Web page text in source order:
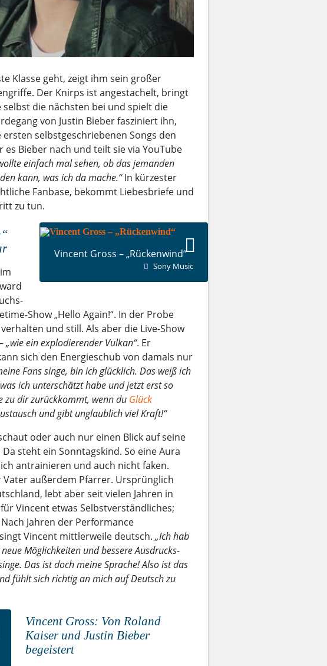
Klasse geht, zeigt ihm sein großer
Der Knirps ist angestachelt, bringt
selbst die nächsten bei und spielt die
von Justin Bieber fasziniert ihn,
selbstgeschriebenen Songs den
Bieber nach und teilt sie via YouTube
einfach mal sehen, ob das jemanden
kann, was ich da mache.“In kürzester
Fanbase, bekommt Liebesbriefe und
zu tun.
Vincent Gross – „Rückenwind“
Sony Music
Show „Hello Again!“. In der Probe
und still. Als aber die Live-Show
„wie ein explodierender Vulkan“. Er
sich den Energieschub von damals nur
Fans singe, bin ich glücklich. Das weiß ich
ich unterschätzt habe und jetzt erst so
zu dir zurückkommt, wenn du Glück
und gibt unglaublich viel Kraft!“
oder auch nur einen Blick auf seine
steht ein Sonntagskind. So eine Aura
antrainieren und auch nicht faken.
Vater außerdem Pfarrer. Ursprünglich
lebt aber seit vielen Jahren in
Vincent etwas Selbstverständliches;
Jahren der Performance
Vincent mittlerweile deutsch.„Ich hab
Möglichkeiten und bessere Ausdrucks-
Das ist doch meine Sprache! Also ist das
fühlt sich richtig an mich auf Deutsch zu
Vincent Gross: Von Roland
Kaiser und Justin Bieber
begeistert